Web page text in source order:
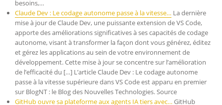
besoins,…
Claude Dev : Le codage autonome passe à la vitesse… La dernière
mise à jour de Claude Dev, une puissante extension de VS Code,
apporte des améliorations significatives à ses capacités de codage
autonome, visant à transformer la façon dont vous générez, éditez
et gérez les applications au sein de votre environnement de
développement. Cette mise à jour se concentre sur l’amélioration
de l’efficacité du […] L’article Claude Dev : Le codage autonome
passe à la vitesse supérieure dans VS Code est apparu en premier
sur BlogNT : le Blog des Nouvelles Technologies. Source
GitHub ouvre sa plateforme aux agents IA tiers avec…GitHub